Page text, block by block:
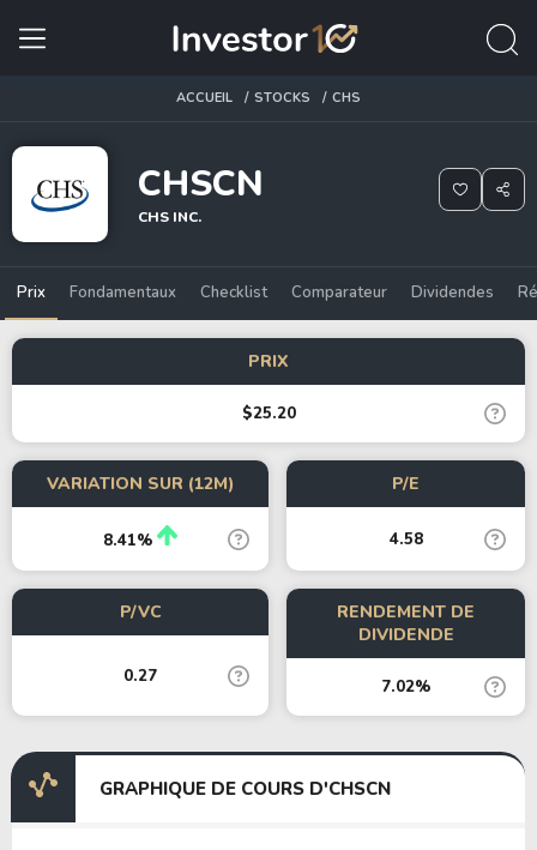
ACCUEIL STOCKS CHS
CHSCN
CHS INC.
Prix Fondamentaux Checklist Comparateur Dividendes
PRIX
$25.20
VARIATION SUR (12M)
8.41%
P/E
4.58
P/VC
0.27
RENDEMENT DE
DIVIDENDE
7.02%
GRAPHIQUE DE COURS D'CHSCN